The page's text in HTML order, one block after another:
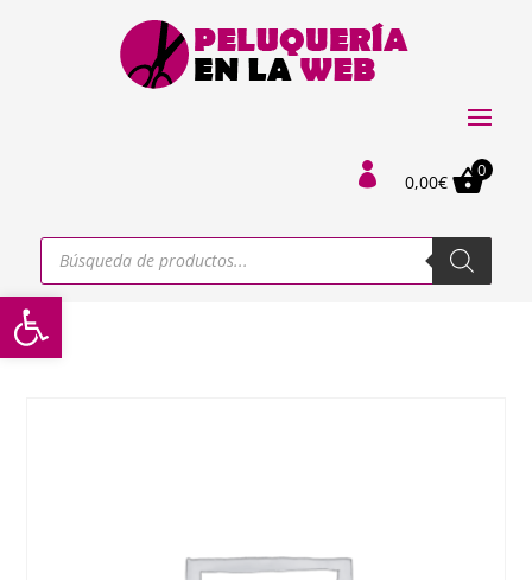
Abrir barra de herramientas
 0,00€
0
Búsqueda
productos